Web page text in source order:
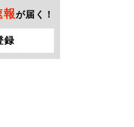
報が届く！
録